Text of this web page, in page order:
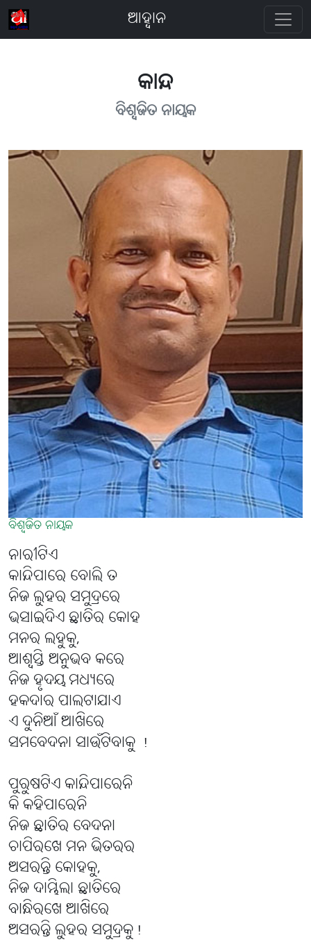
ଆହ୍ବାନ
କାନ୍ଦ
ବିଶ୍ବଜିତ ନାୟକ
ବିଶ୍ବଜିତ ନାୟକ
ନାରୀଟିଏ
କାନ୍ଦିପାରେ ବୋଲି ତ
ନିଜ ଲୁହର ସମୁଦ୍ରରେ
ଭସାଇଦିଏ ଛାତିର କୋହ
ମନର ଲହୁକୁ,
ଆଶ୍ବସ୍ତି ଅନୁଭବ କରେ
ନିଜ ହୃଦୟ ମଧ୍ୟରେ
ହକଦାର ପାଲଟାଯାଏ
ଏ ଦୁନିଆଁ ଆଖିରେ
ସମବେଦନା ସାଉଁଟିବାକୁ !
ପୁରୁଷଟିଏ କାନ୍ଦିପାରେନି
କି କହିପାରେନି
ନିଜ ଛାତିର ବେଦନା
ଚାପିରଖେ ମନ ଭିତରର
ଅସରନ୍ତି କୋହକୁ,
ନିଜ ଦାମ୍ଭିଲା ଛାତିରେ
ବାନ୍ଧିରଖେ ଆଖିରେ
ଅସରନ୍ତି ଲୁହର ସମୁଦ୍ରକୁ!